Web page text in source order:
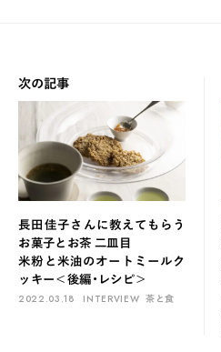
次の記事
長田佳子さんに教えてもらう
お菓子とお茶 二皿目
米粉と米油のオートミールク
ッキー＜後編・レシピ＞
2022.03.18 INTERVIEW 茶と食